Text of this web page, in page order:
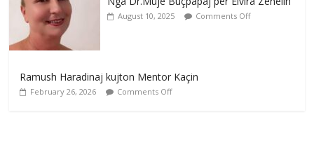
August 10, 2025 Comments Off
Ramush Haradinaj kujton Mentor Kaçin
February 26, 2026 Comments Off